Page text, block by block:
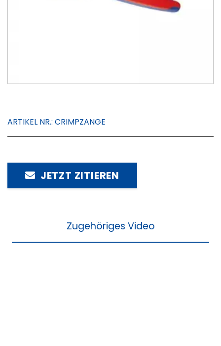
ARTIKEL NR.: CRIMPZANGE
JETZT ZITIEREN
Zugehöriges Video